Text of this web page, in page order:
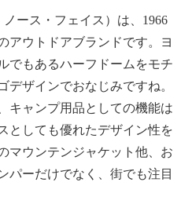
ース・フェイス）は、1966
アウトドアブランドです。ヨ
でもあるハーフドームをモチ
デザインでおなじみですね。
キャンプ用品としての機能は
としても優れたデザイン性を
マウンテンジャケット他、お
パーだけでなく、街でも注目